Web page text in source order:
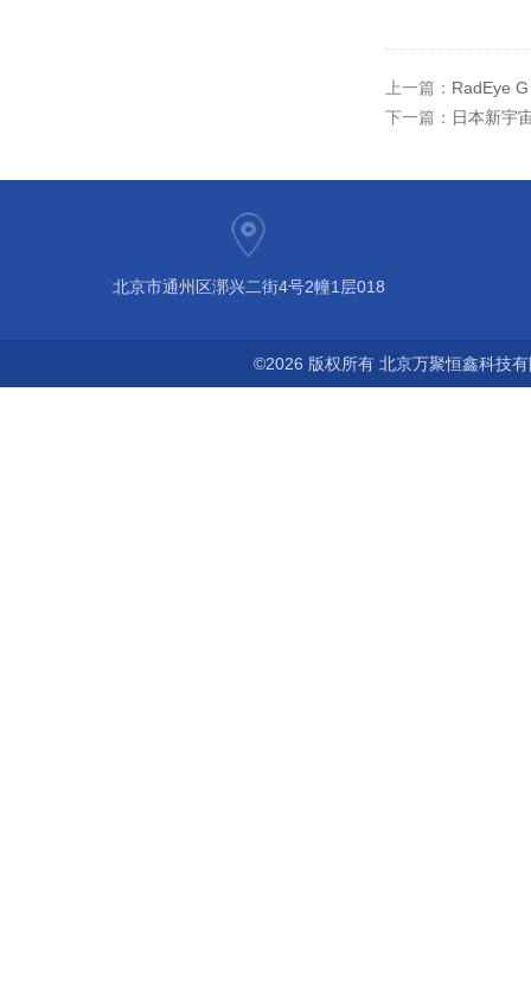
上一篇： RadEye
下一篇： 日本新宇
北京市通州区漷兴二街4号2幢1层018
©2026 版权所有 北京万聚恒鑫科技